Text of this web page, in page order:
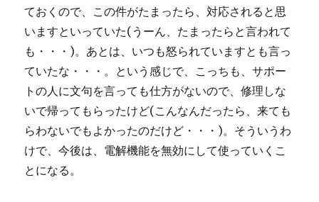
ておくので、この件がたまったら、対応されると思
いますといっていた(うーん、たまったらと言われて
も・・・)。あとは、いつも怒られていますとも言っ
ていたな・・・。という感じで、こっちも、サポー
トの人に文句を言っても仕方がないので、修理しな
いで帰ってもらったけど(こんなんだったら、来ても
らわないでもよかったのだけど・・・)。そういうわ
けで、今後は、電解機能を無効にして使っていくこ
とになる。